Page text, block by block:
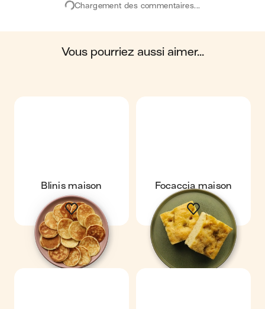
préoccupations ou des questions concernant votre santé,
en moyenne, une portion de la recette "Gougères maison"
glucides ; 12 g de protéines ; 0.6 g de fibres.
Chargement des commentaires...
vous pourriez aussi aimer...
Blinis maison Focaccia maison